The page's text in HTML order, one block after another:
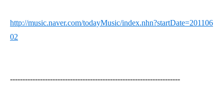
http://music.naver.com/todayMusic/index.nhn?startDate=201106
02
--------------------------------------------------------------------